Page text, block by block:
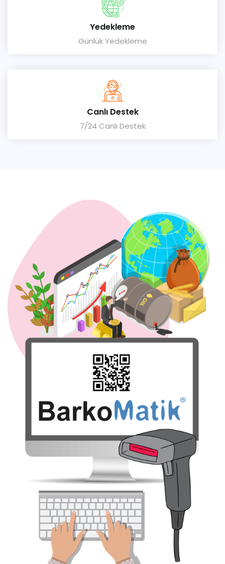
Yedekleme
Günlük Yedekleme
Canlı Destek
7/24 Canlı Destek